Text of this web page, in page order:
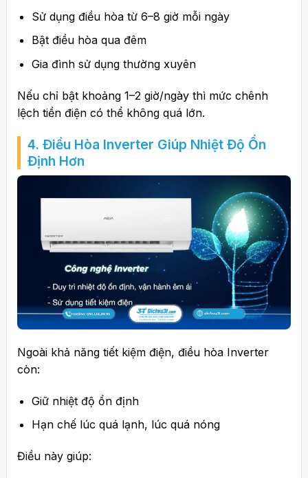
Sử dụng điều hòa từ 6–8 giờ mỗi ngày
Bật điều hòa qua đêm
Gia đình sử dụng thường xuyên
Nếu chỉ bật khoảng 1–2 giờ/ngày thì mức chênh
lệch tiền điện có thể không quá lớn.
4. Điều Hòa Inverter Giúp Nhiệt Độ Ổn
Định Hơn
Ngoài khả năng tiết kiệm điện, điều hòa Inverter
còn:
Giữ nhiệt độ ổn định
Hạn chế lúc quá lạnh, lúc quá nóng
Điều này giúp: